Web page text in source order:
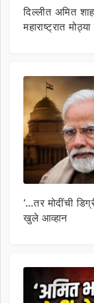
दिल्लीत अमित
महाराष्ट्रात
‘…तर मोदींची
खुले आव्हान